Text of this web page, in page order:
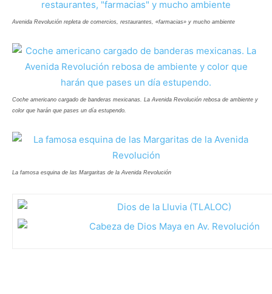
Avenida Revolución repleta de comercios, restaurantes, «farmacias» y mucho ambiente
Coche americano cargado de banderas mexicanas. La Avenida Revolución rebosa de ambiente y
color que harán que pases un día estupendo.
La famosa esquina de las Margaritas de la Avenida Revolución